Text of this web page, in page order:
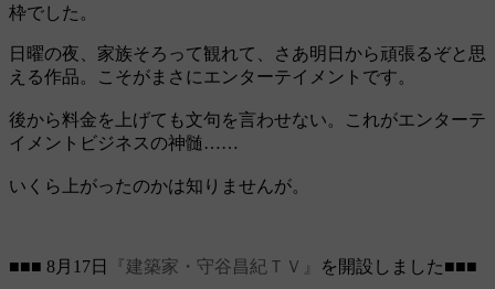
枠でした。
日曜の夜、家族そろって観れて、さあ明日から頑張るぞと思
える作品。こそがまさにエンターテイメントです。
後から料金を上げても文句を言わせない。これがエンターテ
イメントビジネスの神髄……
いくら上がったのかは知りませんが。
■■■ 8月17日 『建築家・守谷昌紀ＴＶ』 を開設しました■■■